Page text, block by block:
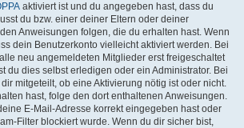
aktiviert ist und du angegeben hast, dass du
du bzw. einer deiner Eltern oder deiner
Anweisungen folgen, die du erhalten hast. Wenn
dein Benutzerkonto vielleicht aktiviert werden. Bei
neu angemeldeten Mitglieder erst freigeschaltet
du dies selbst erledigen oder ein Administrator. Bei
mitgeteilt, ob eine Aktivierung nötig ist oder nicht.
hast, folge den dort enthaltenen Anweisungen.
E-Mail-Adresse korrekt eingegeben hast oder
Filter blockiert wurde. Wenn du dir sicher bist,